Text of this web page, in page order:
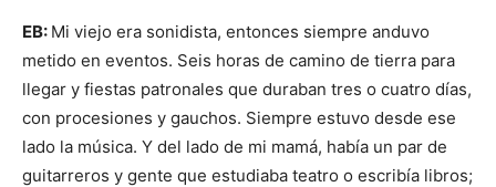
EB: Mi viejo era sonidista, entonces siempre anduvo
metido en eventos. Seis horas de camino de tierra para
llegar y fiestas patronales que duraban tres o cuatro días,
con procesiones y gauchos. Siempre estuvo desde ese
lado la música. Y del lado de mi mamá, había un par de
guitarreros y gente que estudiaba teatro o escribía libros;